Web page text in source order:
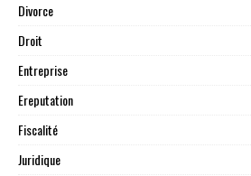
Divorce
Droit
Entreprise
Ereputation
Fiscalité
Juridique